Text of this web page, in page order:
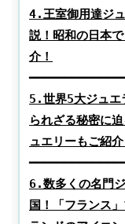
4.王室御用達ジ
説！昭和の日本
5.世界5大ジュエ
られざる秘密に
6.数多くの名門
国！「フランス